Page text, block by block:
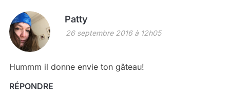
Patty
26 septembre 2016 à 12h05
Hummm il donne envie ton gâteau!
RÉPONDRE